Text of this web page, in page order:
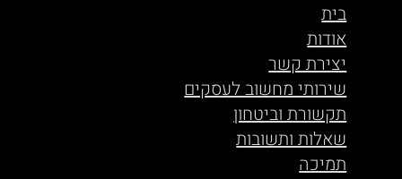
בית
אודות
יצירת קשר
שירותי מחשוב לעסקים
תקשורת וביטחון
שאלות ותשובות
תמיכה